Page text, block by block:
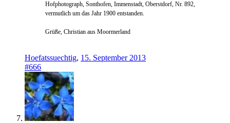
Hofphotograph, Sonthofen, Immenstadt, Oberstdorf, Nr. 892,
vermutlich um das Jahr 1900 entstanden.
Grüße, Christian aus Moormerland
Hoefatssuechtig, 15. September 2013
#666